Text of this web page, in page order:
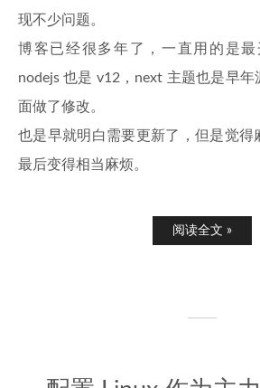
现不少问题。
博客已经很多年了，一直用的是最
nodejs 也是 v12，next 主题也是早年
面做了修改。
也是早就明白需要更新了，但是觉得
最后变得相当麻烦。
阅读全文 »